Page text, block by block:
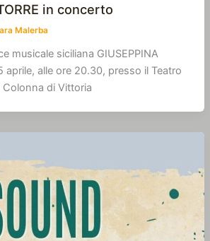
in concerto
Malerba
musicale siciliana GIUSEPPINA
aprile, alle ore 20.30, presso il Teatro
di Vittoria